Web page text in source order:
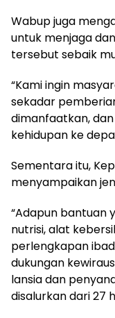
‎Wabup juga
untuk menjaga
tersebut sebaik
‎“Kami ingin
sekadar
dimanfaatkan,
kehidupan ke
‎Sementara itu,
menyampaikan
‎“Adapun bantuan
nutrisi, alat
perlengkapan
dukungan
lansia dan
disalurkan dari 27